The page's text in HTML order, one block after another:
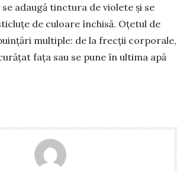
adaugă tinc­tura de violete și se
de cu­loare închisă. Oțetul de
multiple: de la frecții cor­porale,
fața sau se pune în ultima apă